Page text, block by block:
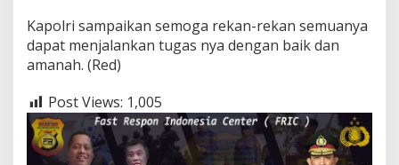
Kapolri sampaikan semoga rekan-rekan semuanya
dapat menjalankan tugas nya dengan baik dan
amanah. (Red)
Post Views: 1,005